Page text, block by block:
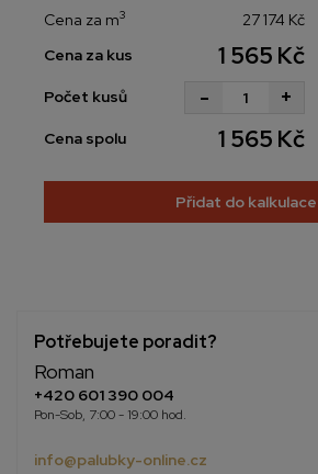
Potřebujete poradit?
Roman
+420 601 390 004
Pon-Sob, 7:00 - 19:00 hod.
info@palubky-online.cz
Cena za m3
27 174 Kč
Cena za kus
1 565 Kč
Počet kusů +
-
Cena spolu 1 565 Kč
Přidat do kalkulace